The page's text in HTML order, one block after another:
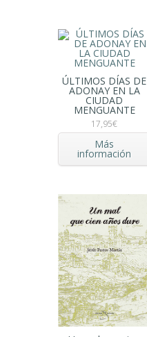
ÚLTIMOS DÍAS DE
ADONAY EN LA
CIUDAD
MENGUANTE
17,95€
Más
información